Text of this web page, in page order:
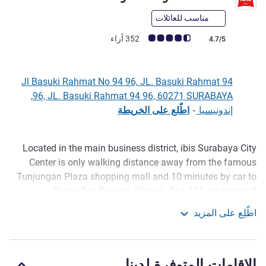
مناسب للعائلات
ملاحظة أراء العملاء (رأي ALL)
4.7/5 352 أراء
Jl Basuki Rahmat No 94 96, JL. Basuki Rahmat 94
96, JL. Basuki Rahmat 94 96, 60271 SURABAYA,
إندونيسيا - اطّلع على الخريطة
الوصف
Located in the main business district, ibis Surabaya City
Center is only walking distance away from the famous
Tunjungan Plaza shopping mall and 10 minutes by car to
minimalist rooms feature the new ibis bedd ing, 4 modern
High Tech meeting rooms, a lobby bar and restaurant.
Surabaya is well known as the city of heroes. Many
اطّلِع على المزيد